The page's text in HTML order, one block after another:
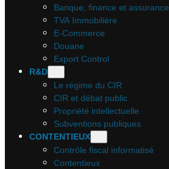
Banque, finance et assurance
TVA Immobilière
E-Commerce
Douane
Export Control
R&D
Le régime du CIR
CIR et débat public
Propriété intellectuelle
Subventions publiques
CONTENTIEUX
Contrôle fiscal informatisé
Contentieux